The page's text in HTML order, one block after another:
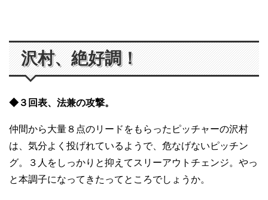
沢村、絶好調！
◆３回表、法兼の攻撃。
仲間から大量８点のリードをもらったピッチャーの沢村
は、気分よく投げれているようで、危なげないピッチン
グ。３人をしっかりと抑えてスリーアウトチェンジ。やっ
と本調子になってきたってところでしょうか。